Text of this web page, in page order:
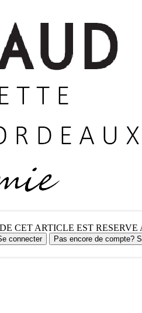
CET ARTICLE EST
connecter Pas encore de compte?